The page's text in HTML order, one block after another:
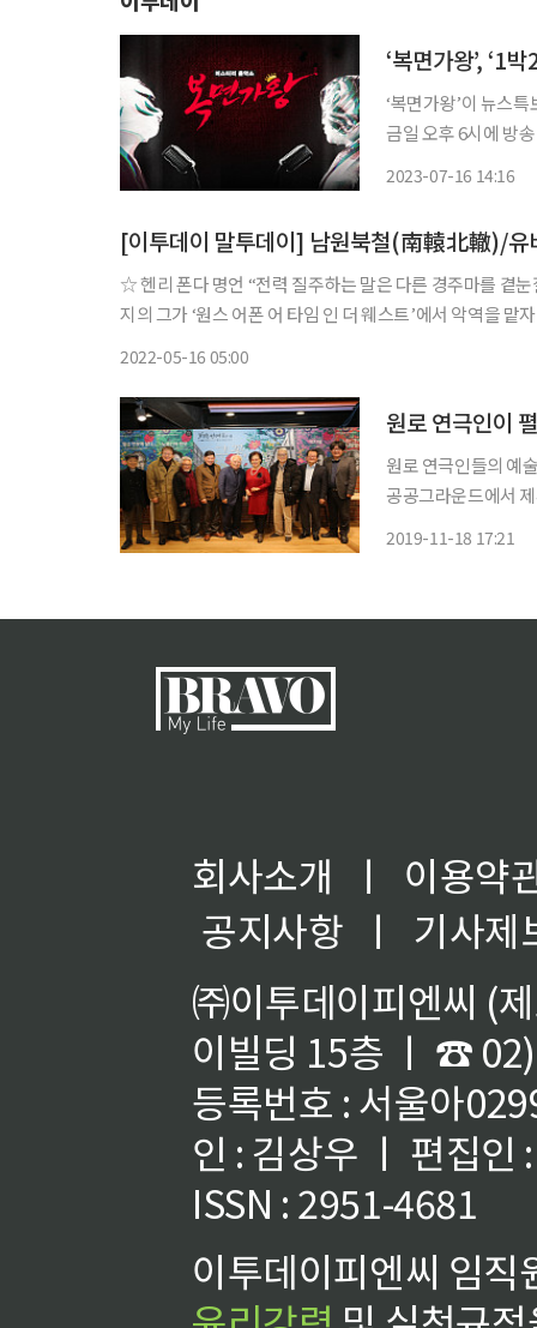
‘복면가왕’, ‘1
‘복면가왕’이 뉴스특보로 결방한다. 16일 MBC 측은
금일 오후 6시에 방송
2023-07-16 14:16
[이투데이 말투데이] 남원북철(南轅北轍)/
☆ 헨리 폰다 명언 “전력 질주하는 말은 다른 경주마를 곁눈질하지 않는다.” 할리우드의 선한 역할의 아이콘. 선량하고 정직한 이미
지의 그가 ‘원스 어폰 어 타임 인 더 웨스트’에서 악역을
2022-05-16 05:00
원로 연극인이
원로 연극인들의 예술혼이
공공그라운드에서
2019-11-18 17:21
회사소개 ㅣ
이용약
공지사항
ㅣ
기사제
㈜이투데이피엔씨 (
이빌딩 15층 ㅣ ☎
등록번호 : 서울아
인 : 김상우 ㅣ 편집인
ISSN : 2951-4681
이투데이피엔씨 임